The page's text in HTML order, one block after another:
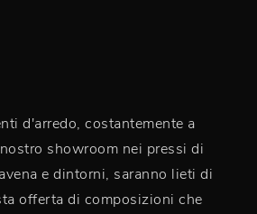
d'arredo, costantemente a
showroom nei pressi di
e dintorni, saranno lieti di
offerta di composizioni che